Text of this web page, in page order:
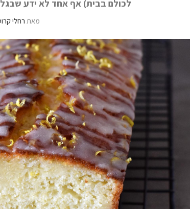
לכולם בבית) אף אחד לא ידע
מאת רחלי